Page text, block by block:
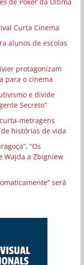
Curta Cinema
alunos de escolas
protagonizam
para o cinema
e divide
Secreto”
metragens
histórias de vida
“Os
Wajda a Zbigniew
será